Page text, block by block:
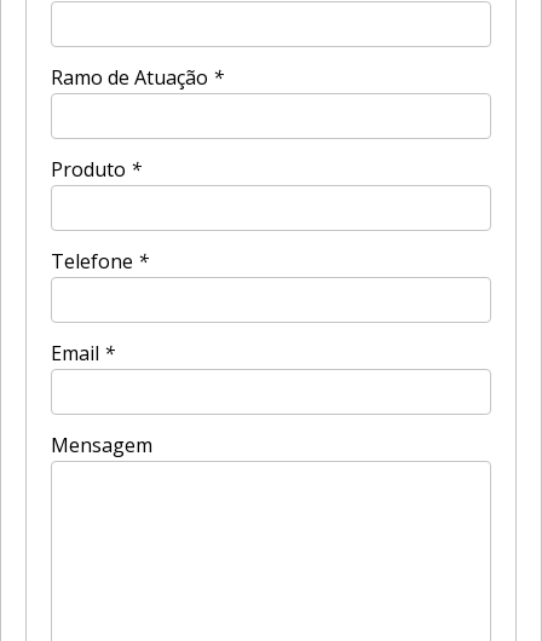
Ramo de Atuação *
Produto *
Telefone *
Email *
Mensagem